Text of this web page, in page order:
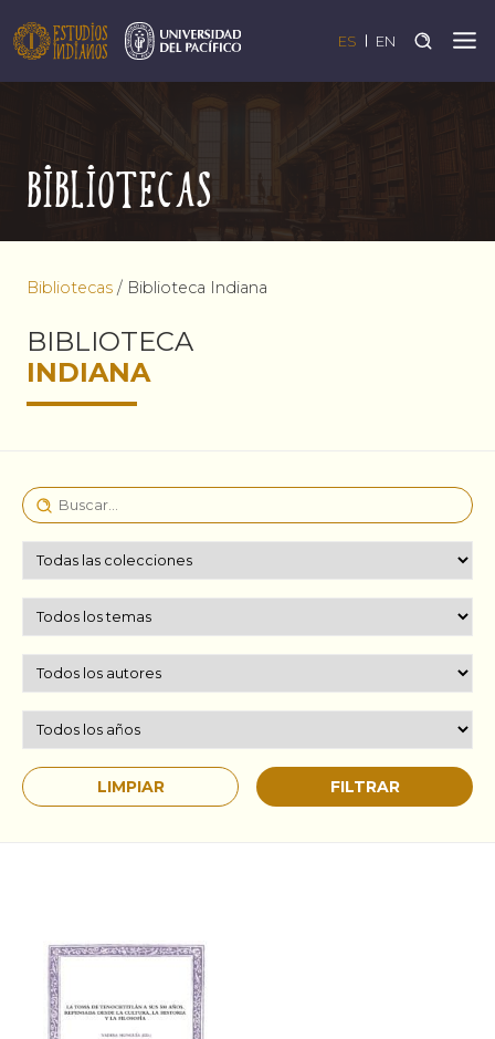
ES EN
Bibliotecas
Bibliotecas / Biblioteca Indiana
BIBLIOTECA
INDIANA